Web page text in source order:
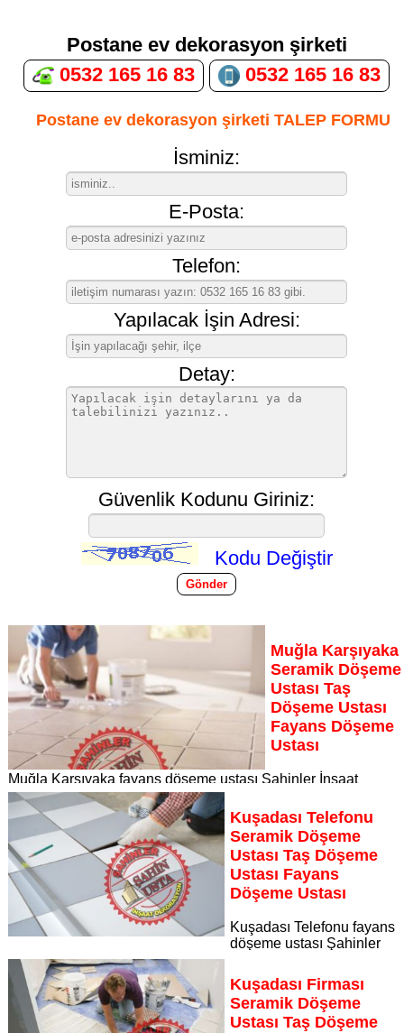
Postane ev dekorasyon şirketi
0532 165 16 83
0532 165 16 83
Postane ev dekorasyon şirketi TALEP FORMU
İsminiz:
E-Posta:
Telefon:
Yapılacak İşin Adresi:
Detay:
Güvenlik Kodunu Giriniz:
Kodu Değiştir
Muğla Karşıyaka
Seramik Döşeme
Ustası Taş
Döşeme Ustası
Fayans Döşeme
Ustası
Muğla Karşıyaka fayans döşeme ustası Şahinler İnşaat
Dekorasyon, zeminlerinizi sanat eseri gibi işleyen uzman
kadrosuyla Muğla Karşıyaka bölgesine özel hizmet sunuyor
Sayfaya Git
Kuşadası Telefonu
Seramik Döşeme
Ustası Taş Döşeme
Ustası Fayans
Döşeme Ustası
Kuşadası Telefonu fayans
döşeme ustası Şahinler
İnşaat Dekorasyon, zeminlerinizi sanat eseri gibi işleyen
uzman kadrosuyla Kuşadası Telefonu bölgesine özel hizmet
sunuyor
Sayfaya Git
Kuşadası Firması
Seramik Döşeme
Ustası Taş Döşeme